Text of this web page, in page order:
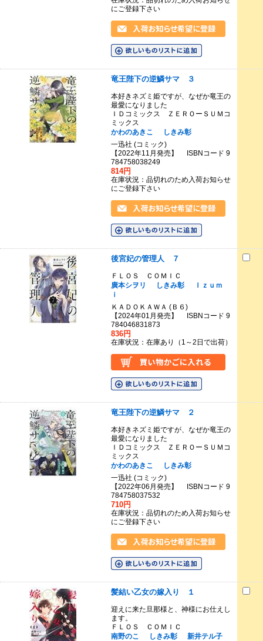
にご登録下さい
竜王陛下の逆鱗サマ ３
本好きネズミ姫ですが、なぜか竜王の
最愛になりました
ＩＤコミックス ＺＥＲＯーＳＵＭコ
ミックス
かわのあきこ
しきみ彰
一迅社 (コミック)
【2022年11月発売】 ISBNコード 9
784758038249
814円
在庫状況：品切れのため入荷お知らせ
にご登録下さい
後宮妃の管理人 ７
ＦＬＯＳ ＣＯＭＩＣ
廣本シヲリ
しきみ彰
Ｉｚｕｍ
ｉ
ＫＡＤＯＫＡＷＡ (Ｂ６)
【2024年01月発売】 ISBNコード 9
784046831873
836円
在庫状況：在庫あり（1～2日で出荷）
竜王陛下の逆鱗サマ ２
本好きネズミ姫ですが、なぜか竜王の
最愛になりました
ＩＤコミックス ＺＥＲＯーＳＵＭコ
ミックス
かわのあきこ
しきみ彰
一迅社 (コミック)
【2022年06月発売】 ISBNコード 9
784758037532
710円
在庫状況：品切れのため入荷お知らせ
にご登録下さい
髪結い乙女の嫁入り １
迎えに来た旦那様と、神様にお仕えし
ます。
ＦＬＯＳ ＣＯＭＩＣ
南野のこ
しきみ彰
新井テル子